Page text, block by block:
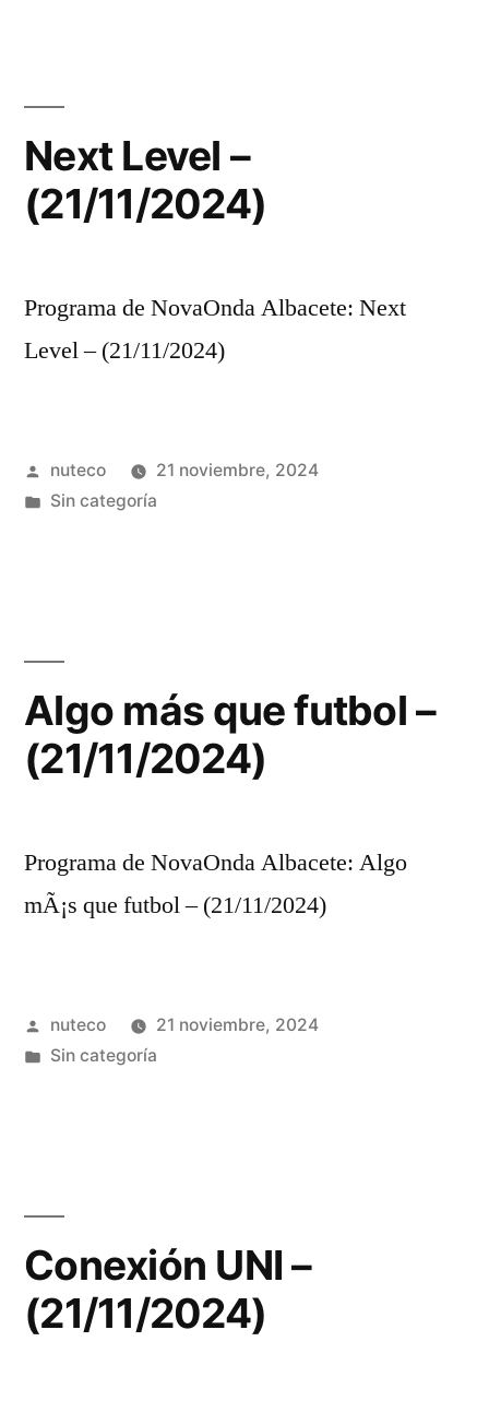
Next Level –
(21/11/2024)
Programa de NovaOnda Albacete: Next
Level – (21/11/2024)
Publicada
por
nuteco
21 noviembre, 2024
Publicada
Sin categoría
Algo más que futbol –
(21/11/2024)
Programa de NovaOnda Albacete: Algo
mÃ¡s que futbol – (21/11/2024)
Publicada
por
nuteco
21 noviembre, 2024
Publicada
Sin categoría
Conexión UNI –
(21/11/2024)